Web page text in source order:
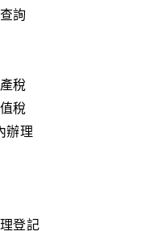
詢
稅
稅
辦理
登記